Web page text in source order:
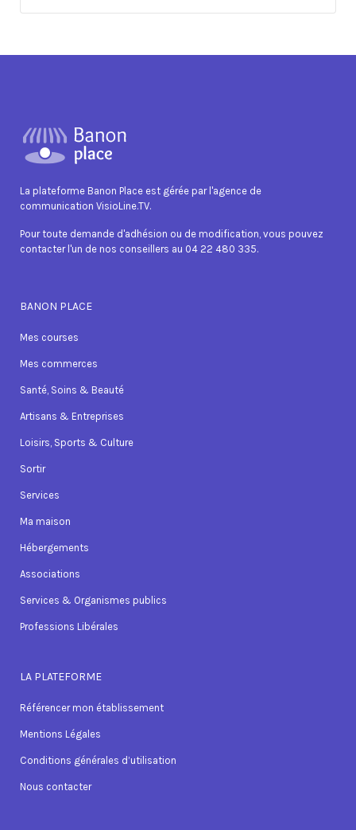
La plateforme Banon Place est gérée par l'agence de
communication VisioLine.TV.
Pour toute demande d'adhésion ou de modification, vous pouvez
contacter l'un de nos conseillers au 04 22 480 335.
BANON PLACE
Mes courses
Mes commerces
Santé, Soins & Beauté
Artisans & Entreprises
Loisirs, Sports & Culture
Sortir
Services
Ma maison
Hébergements
Associations
Services & Organismes publics
Professions Libérales
LA PLATEFORME
Référencer mon établissement
Mentions Légales
Conditions générales d’utilisation
Nous contacter